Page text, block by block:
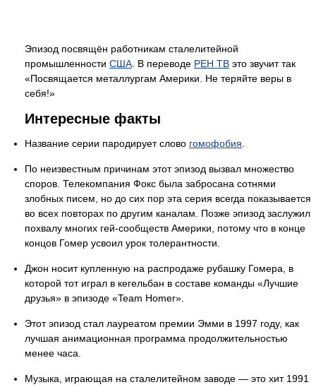
Эпизод посвящён работникам сталелитейной
промышленности США . В переводе РЕН ТВ это звучит так
«Посвящается металлургам Америки. Не теряйте веры в
себя!»
Интересные факты
Название серии пародирует слово гомофобия
По неизвестным причинам этот эпизод вызвал множество
споров. Телекомпания Фокс была забросана сотнями
злобных писем, но до сих пор эта серия всегда показывается
во всех повторах по другим каналам. Позже эпизод заслужил
похвалу многих гей-сообществ Америки, потому что в конце
концов Гомер усвоил урок толерантности.
Джон носит купленную на распродаже рубашку Гомера, в
которой тот играл в кегельбан в составе команды «Лучшие
друзья» в эпизоде «Team Homer».
Этот эпизод стал лауреатом премии Эмми в 1997 году, как
лучшая анимационная программа продолжительностью
менее часа.
Музыка, играющая на сталелитейном заводе — это хит 1991